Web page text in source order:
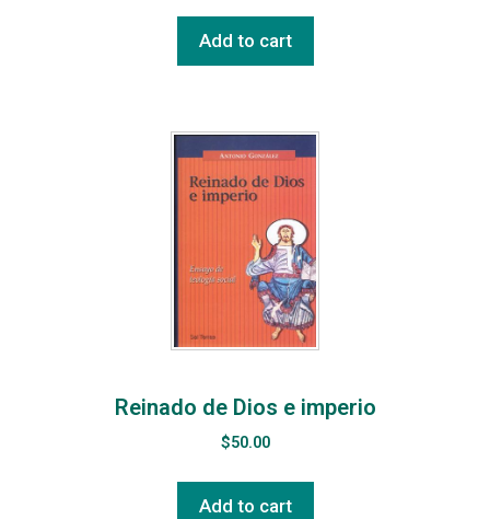
Add to cart
Reinado de Dios e imperio
$50.00
Add to cart